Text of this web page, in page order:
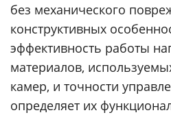
без механического
конструктивных
эффективность работы
материалов,
камер, и точности
определяет их